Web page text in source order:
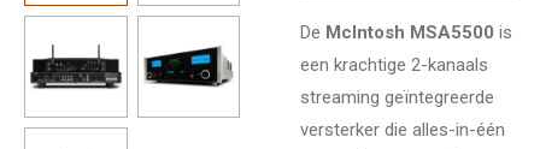
De McIntosh MSA5500 is
een krachtige 2-kanaals
streaming geïntegreerde
versterker die alles-in-één